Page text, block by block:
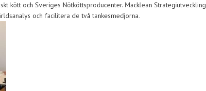
kött och Sveriges Nötköttsproducenter. Macklean Strategiutveckling
och facilitera de två tankesmedjorna.